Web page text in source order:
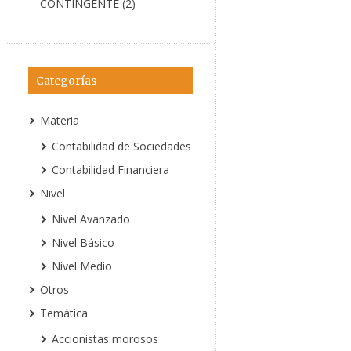
CONTINGENTE (2)
Categorías
Materia
Contabilidad de Sociedades
Contabilidad Financiera
Nivel
Nivel Avanzado
Nivel Básico
Nivel Medio
Otros
Temática
Accionistas morosos